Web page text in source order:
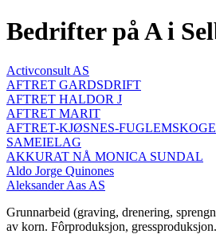
Bedrifter på A i
Activconsult AS
AFTRET GARDSDRIFT
AFTRET HALDOR J
AFTRET MARIT
AFTRET-KJØSNES-
SAMEIELAG
AKKURAT NÅ MONICA SUNDAL
Aldo Jorge Quinones
Aleksander Aas AS
Grunnarbeid (graving, drenering,
av korn. Fôrproduksjon, gressproduksjon.